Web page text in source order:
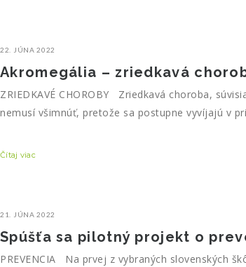
22. JÚNA 2022
Akromegália – zriedkavá
ZRIEDKAVÉ CHOROBY Zriedkavá choroba,
nemusí všimnúť, pretože sa postupne vyvíjajú v
Čítaj viac
21. JÚNA 2022
Spúšťa sa pilotný projekt o
PREVENCIA Na prvej z vybraných slovenských